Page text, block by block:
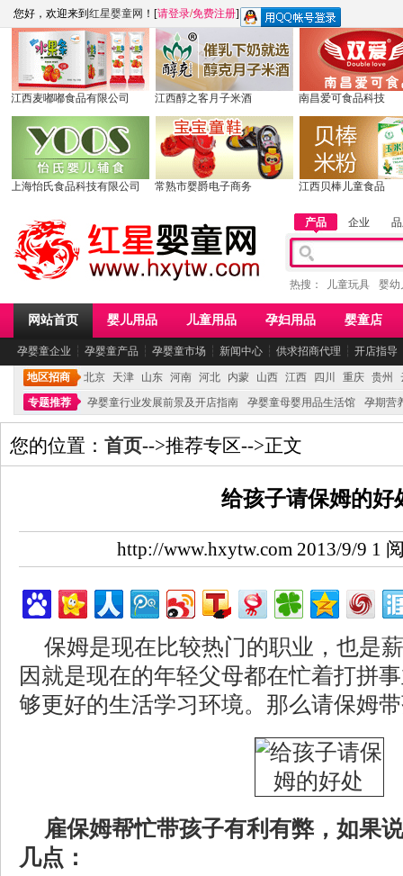
您好，欢迎来到 红星婴童网 ！[请登录/免费注册]
江西麦嘟嘟食品有限公司 江西醇之客月子米酒 南昌爱可食品科技
上海怡氏食品科技有限公司 常熟市婴爵电子商务 江西贝棒儿童食品
产品 企业
热搜： 儿童玩具 婴幼
网站首页 婴儿用品 儿童用品 孕妇用品 婴童店
孕婴童企业 ┆ 孕婴童产品 ┆ 孕婴童市场 ┆ 新闻中心 ┆ 供求招商代理 ┆ 开店指导
地区招商 北京 天津 山东 河南 河北 内蒙 山西 江西 四川 重庆 贵州
专题推荐
孕婴童行业发展前景及开店指南 孕婴童母婴用品生活馆 孕期营
您的位置： 首页-->推荐专区-->正文
给孩子请保姆的好
http://www.hxytw.com 2013/9/9 1
保姆是现在比较热门的职业，也是
因就是现在的年轻父母都在忙着打拼
够更好的生活学习环境。那么请保姆
雇保姆帮忙带孩子有利有弊，如果
几点：